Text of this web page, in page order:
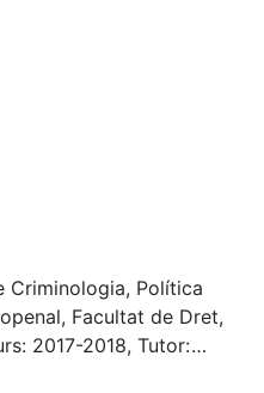
Criminologia, Política
Facultat de Dret,
2017-2018, Tutor: